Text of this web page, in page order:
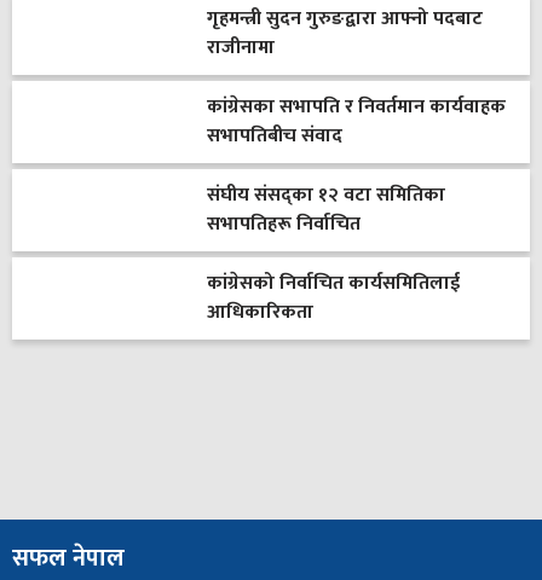
गृहमन्त्री सुदन गुरुङद्वारा आफ्नो पदबाट
राजीनामा
कांग्रेसका सभापति र निवर्तमान कार्यवाहक
सभापतिबीच संवाद
संघीय संसद्का १२ वटा समितिका
सभापतिहरू निर्वाचित
कांग्रेसको निर्वाचित कार्यसमितिलाई
आधिकारिकता
सफल नेपाल